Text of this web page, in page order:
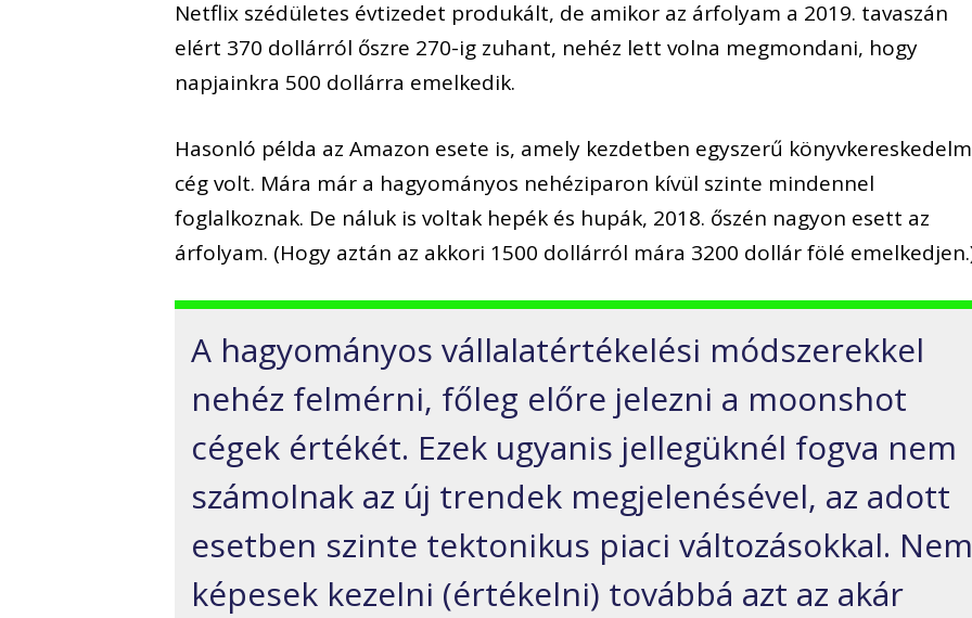
Netflix szédületes évtizedet produkált, de amikor az árfolyam a 2019. tavaszán
elért 370 dollárról őszre 270-ig zuhant, nehéz lett volna megmondani, hogy
napjainkra 500 dollárra emelkedik.
Hasonló példa az Amazon esete is, amely kezdetben egyszerű
cég volt. Mára már a hagyományos nehéziparon kívül szinte mindennel
foglalkoznak. De náluk is voltak hepék és hupák, 2018. őszén nagyon esett az
árfolyam. (Hogy aztán az akkori 1500 dollárról mára 3200 dollár fölé
A hagyományos vállalatértékelési módszerekkel
nehéz felmérni, főleg előre jelezni a moonshot
cégek értékét. Ezek ugyanis jellegüknél fogva nem
számolnak az új trendek megjelenésével, az adott
esetben szinte tektonikus piaci változásokkal.
képesek kezelni (értékelni) továbbá azt az akár